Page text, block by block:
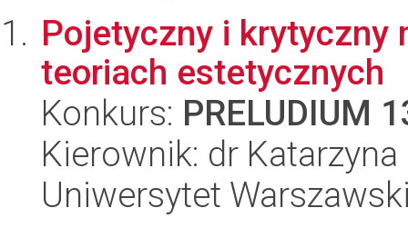
Pojetyczny i krytyczny
teoriach estetycznych
Konkurs: PRELUDIUM
Kierownik: dr
Uniwersytet